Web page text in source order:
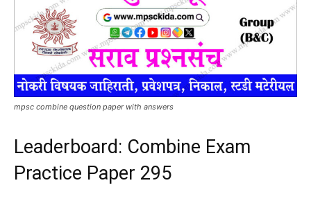
mpsc combine question paper with answers
Leaderboard: Combine Exam
Practice Paper 295